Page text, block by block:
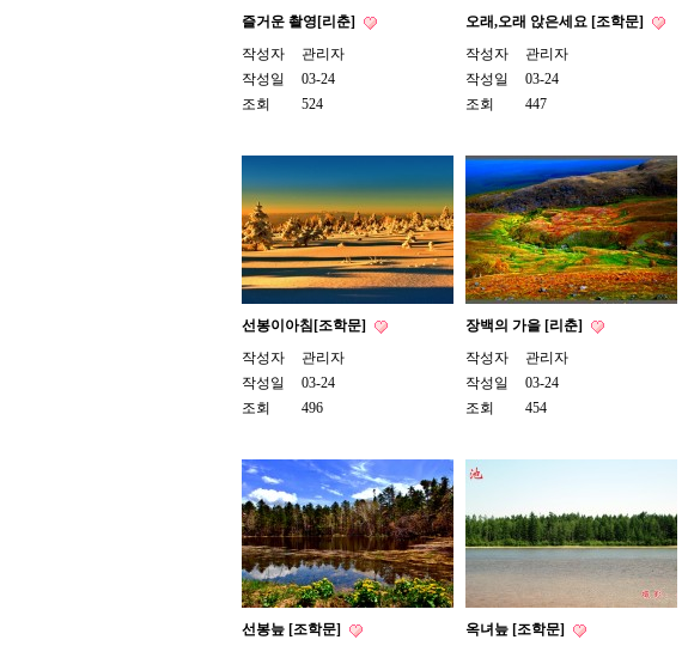
즐거운 촬영[리춘]
작성자
관리자
작성일
03-24
조회
524
오래,오래 앉은세요 [조학문]
작성자
관리자
작성일
03-24
조회
447
선봉이아침[조학문]
작성자
관리자
작성일
03-24
조회
496
장백의 가을 [리춘]
작성자
관리자
작성일
03-24
조회
454
선봉늪 [조학문]
옥녀늪 [조학문]